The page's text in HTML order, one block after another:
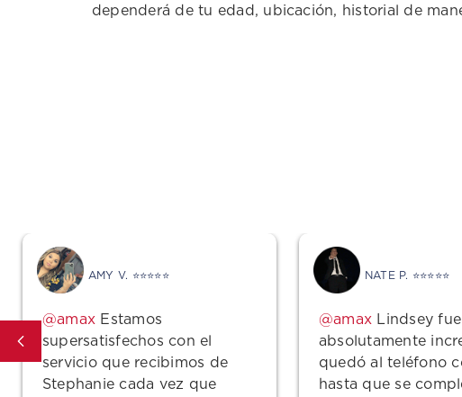
dependerá de tu edad, ubicación, historial de
AMY V. ⭐⭐⭐⭐⭐
Estamos
supersatisfechos con el
servicio que recibimos de
Stephanie cada vez que
NATE P. ⭐⭐⭐⭐⭐
Lindsey fue
absolutamente
quedó al teléfono
hasta que se